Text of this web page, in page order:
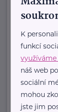
Zaměřuje
https://
+420
K
funkcí
náš web
sociální
mohou
jste jim